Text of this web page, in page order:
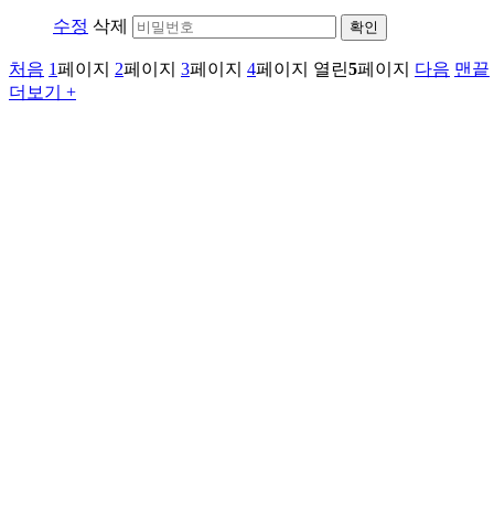
수정 삭제 확인
처음 1페이지 2페이지 3페이지 4페이지 열린5페이지 다음 맨끝
더보기 +